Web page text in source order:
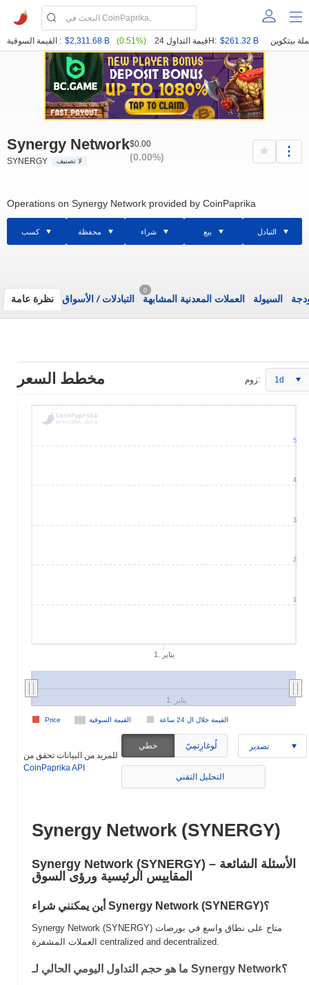
القيمة السوقية : $2,311.68 B (0.51%) قيمة التداول 24H: $261.32 B
Synergy Network
SYNERGY لا تصنيف
$0.00
(0.00%)
Operations on Synergy Network provided by CoinPaprika
كسب محفظة شراء بيع التبادل
نظرة عامة التبادلات/ الأسواق
0
العملات المعدنية المشابهة السيولة
مخطط السعر زوم: 1d
1. يناير
القيمة السوقية القيمة خلال ال 24 ساعة Price
1. يناير
1
2
3
4
5
للمزيد من البيانات تحقق من
CoinPaprika API
خطي لُوغارِتمِيّ تصدير
التحليل التقني
Synergy Network (SYNERGY)
Synergy Network (SYNERGY) الأسئلة الشائعة –
المقاييس الرئيسية ورؤى السوق
أين يمكنني شراء Synergy Network (SYNERGY)؟
Synergy Network (SYNERGY) متاح على نطاق واسع في بورصات
العملات المشفرة centralized and decentralized.
ما هو حجم التداول اليومي الحالي لـ Synergy Network؟